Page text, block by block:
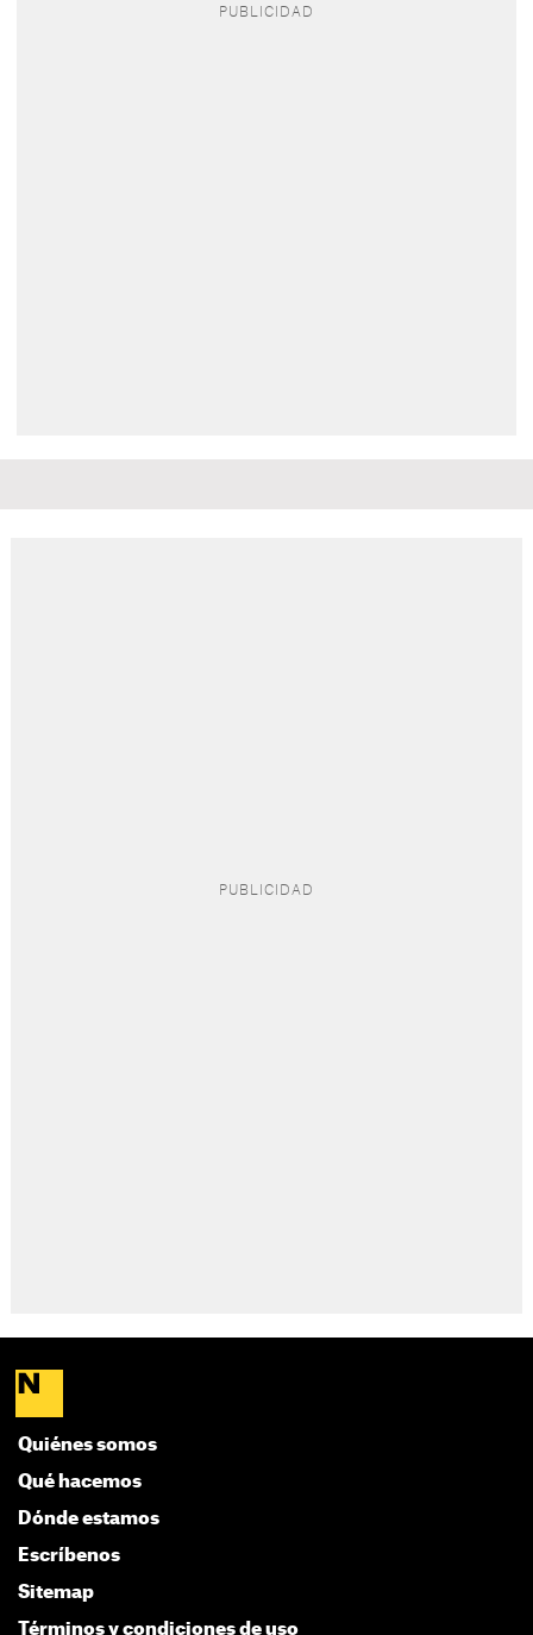
Quiénes somos
Qué hacemos
Dónde estamos
Escríbenos
Sitemap
Términos y condiciones de uso